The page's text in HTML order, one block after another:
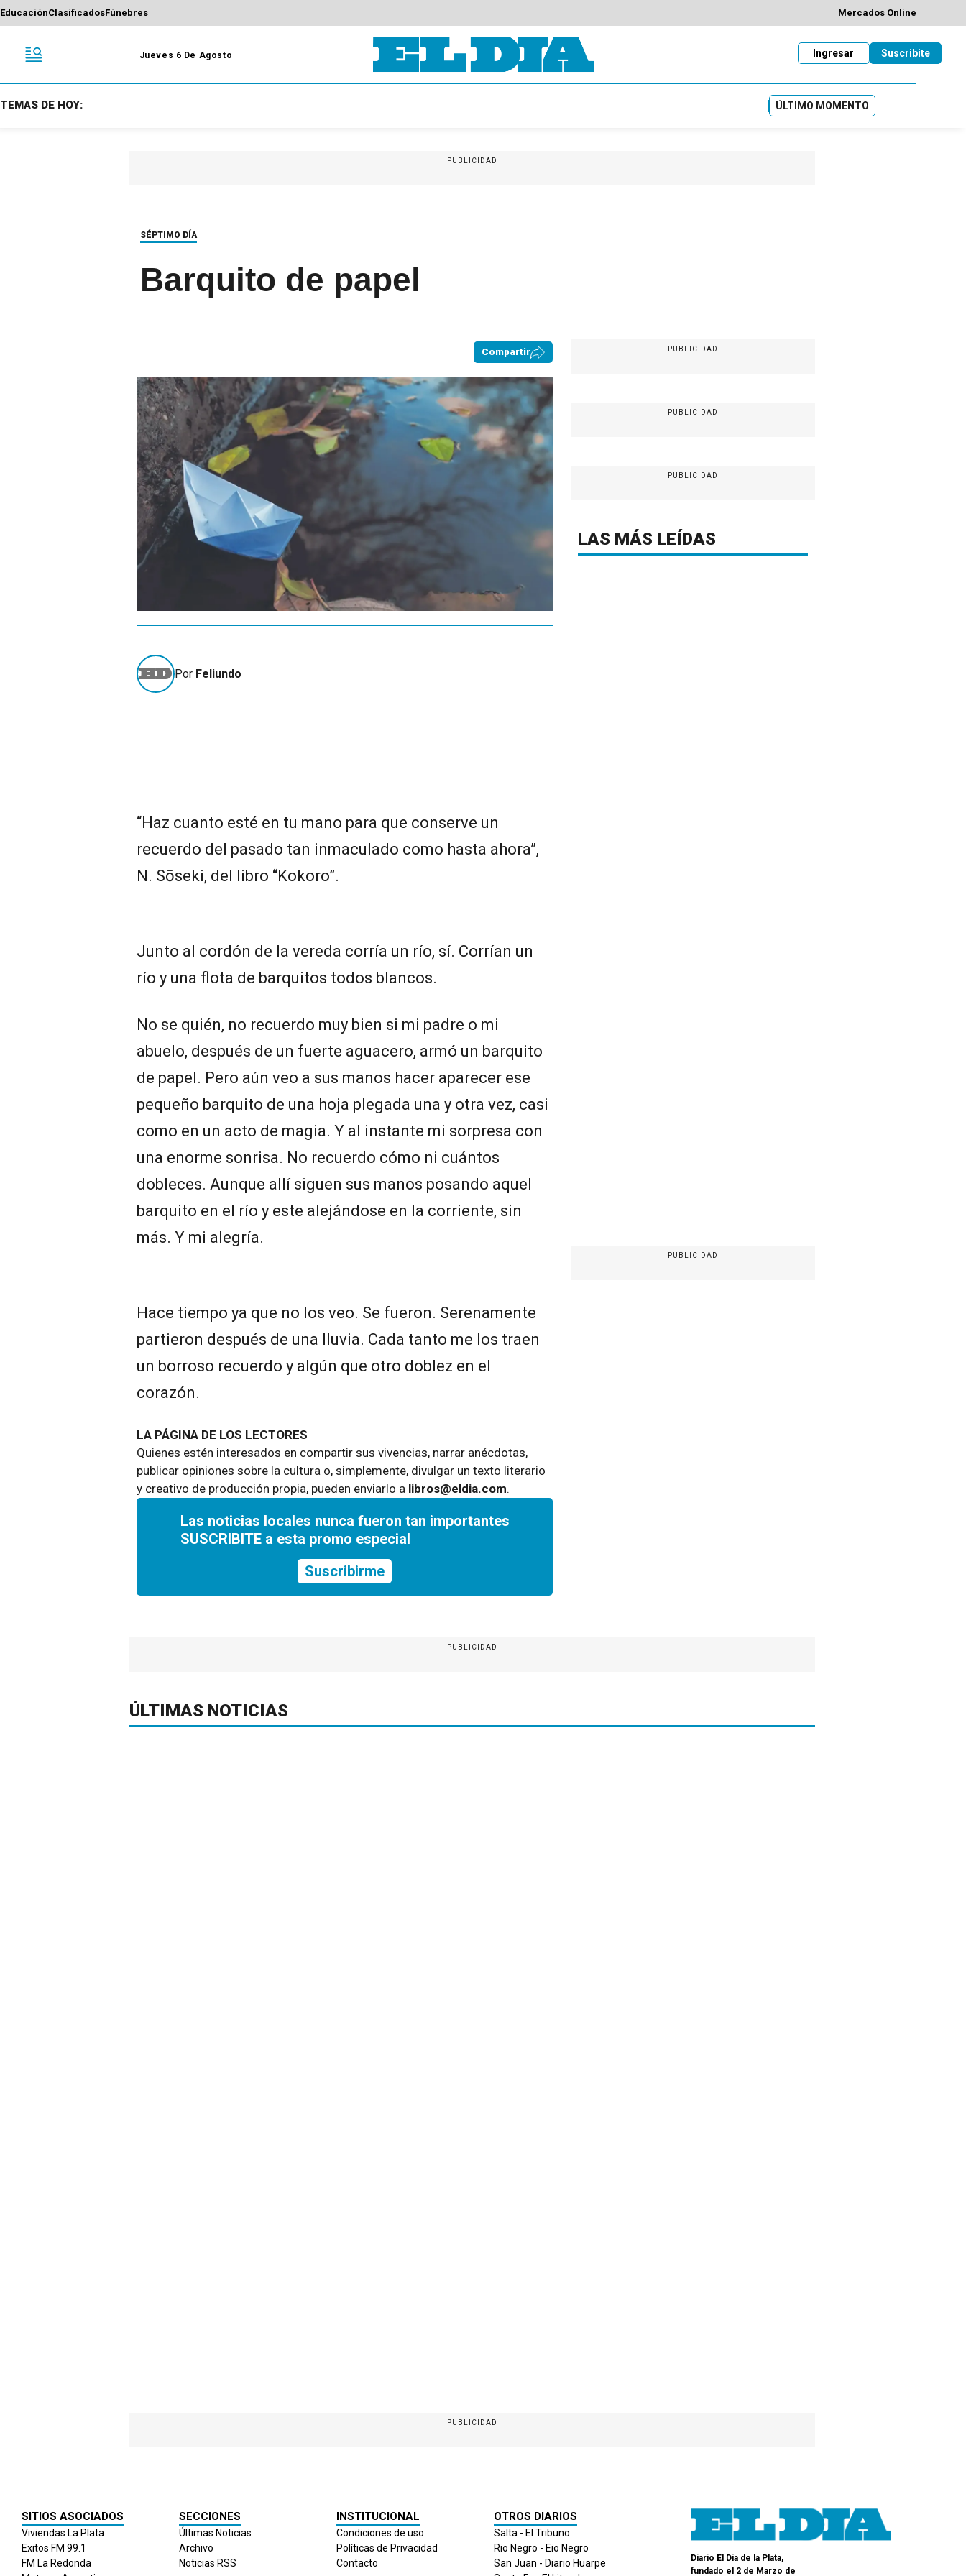
EducaciónClasificadosFúnebres Mercados Online
Jueves 6 De Agosto Suscribite
Ingresar
TEMAS DE HOY: ÚLTIMO MOMENTO
PUBLICIDAD
SÉPTIMO DÍA
Barquito de papel
Compartir
Por Feliundo
“Haz cuanto esté en tu mano para que conserve un
recuerdo del pasado tan inmaculado como hasta ahora”,
N. Sōseki, del libro “Kokoro”.
Junto al cordón de la vereda corría un río, sí. Corrían un
río y una flota de barquitos todos blancos.
No se quién, no recuerdo muy bien si mi padre o mi
abuelo, después de un fuerte aguacero, armó un barquito
de papel. Pero aún veo a sus manos hacer aparecer ese
pequeño barquito de una hoja plegada una y otra vez, casi
como en un acto de magia. Y al instante mi sorpresa con
una enorme sonrisa. No recuerdo cómo ni cuántos
dobleces. Aunque allí siguen sus manos posando aquel
barquito en el río y este alejándose en la corriente, sin
más. Y mi alegría.
Hace tiempo ya que no los veo. Se fueron. Serenamente
partieron después de una lluvia. Cada tanto me los traen
un borroso recuerdo y algún que otro doblez en el
corazón.
LA PÁGINA DE LOS LECTORES
Quienes estén interesados en compartir sus vivencias, narrar anécdotas,
publicar opiniones sobre la cultura o, simplemente, divulgar un texto literario
y creativo de producción propia, pueden enviarlo a libros@eldia.com.
Las noticias locales nunca fueron tan importantes
SUSCRIBITE a esta promo especial
Suscribirme
PUBLICIDAD
PUBLICIDAD
PUBLICIDAD
LAS MÁS LEÍDAS
PUBLICIDAD
PUBLICIDAD
ÚLTIMAS NOTICIAS
PUBLICIDAD
Diario El Día de la Plata,
fundado el 2 de Marzo de
SITIOS ASOCIADOS
Viviendas La Plata
Exitos FM 99.1
FM La Redonda
SECCIONES
Últimas Noticias
Archivo
Noticias RSS
INSTITUCIONAL
Condiciones de uso
Políticas de Privacidad
Contacto
OTROS DIARIOS
Salta - El Tribuno
Rio Negro - Eio Negro
San Juan - Diario Huarpe